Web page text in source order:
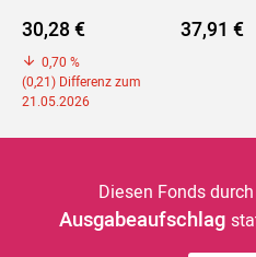
30,28 €
0,70 %
(0,21) Differenz zum
21.05.2026
37,91 €
Diesen Fonds durch
Ausgabeaufschlag